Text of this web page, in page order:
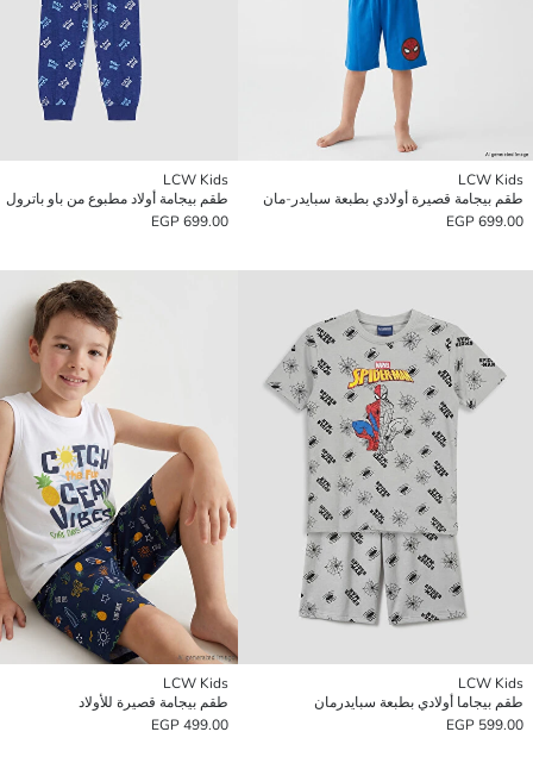
LCW Kids
طقم بيجامة قصيرة أولادي بطبعة سبايدر-مان
699.00 EGP
LCW Kids
طقم بيجامة أولاد مطبوع من باو باترول
699.00 EGP
LCW Kids
طقم بيجاما أولادي بطبعة سبايدرمان
599.00 EGP
LCW Kids
طقم بيجامة قصيرة للأولاد
499.00 EGP